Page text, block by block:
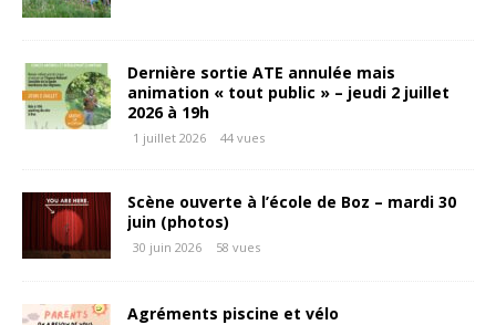
Dernière sortie ATE annulée mais
animation « tout public » – jeudi 2 juillet
2026 à 19h
1 juillet 2026 44 vues
Scène ouverte à l’école de Boz – mardi 30
juin (photos)
30 juin 2026 58 vues
Agréments piscine et vélo